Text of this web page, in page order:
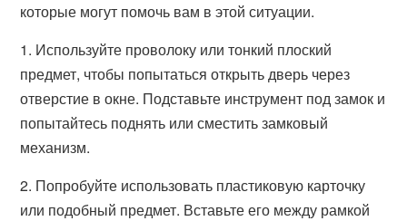
которые могут помочь вам в этой ситуации.
1. Используйте проволоку или тонкий плоский
предмет, чтобы попытаться открыть дверь через
отверстие в окне. Подставьте инструмент под замок и
попытайтесь поднять или сместить замковый
механизм.
2. Попробуйте использовать пластиковую карточку
или подобный предмет. Вставьте его между рамкой